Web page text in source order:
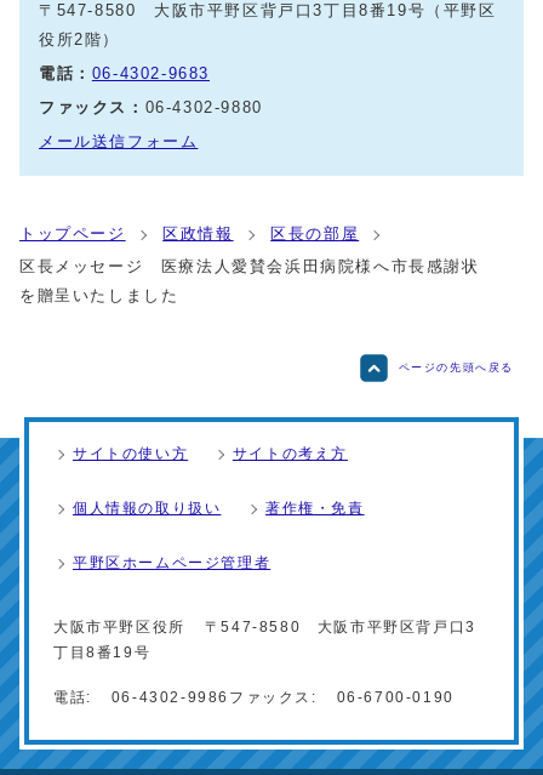
〒547-8580 大阪市平野区背戸口3丁目8番19号（平野区
役所2階）
電話： 06-4302-9683
ファックス： 06-4302-9880
メール送信フォーム
トップページ 区政情報
区長の部屋
区長メッセージ 医療法人愛賛会浜田病院様へ市長感謝状
を贈呈いたしました
ページの先頭へ戻る
サイトの使い方 サイトの考え方
個人情報の取り扱い 著作権・免責
平野区ホームページ管理者
大阪市平野区役所
〒547-8580 大阪市平野区背戸口3
丁目8番19号
電話: 06-4302-9986 ファックス: 06-6700-0190